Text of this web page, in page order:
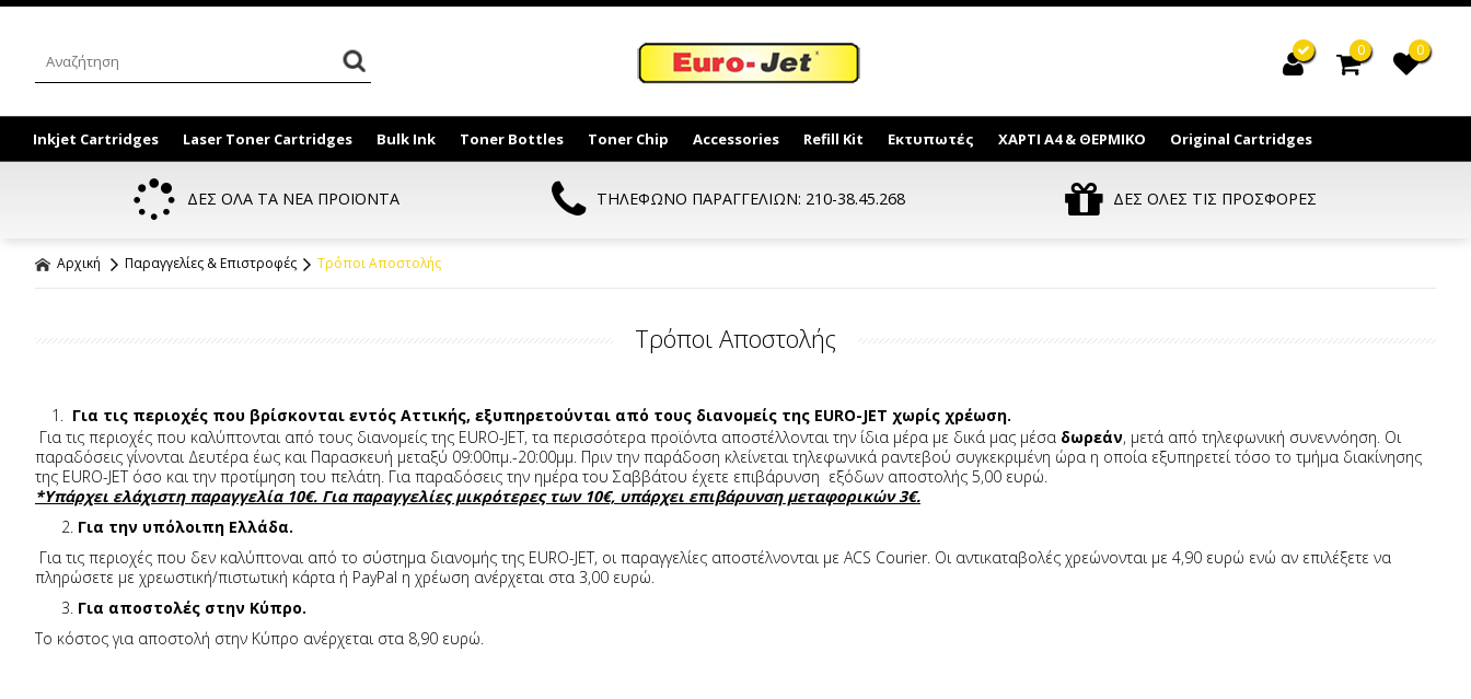
0 0
Inkjet Cartridges Laser Toner Cartridges Bulk Ink Toner Bottles Toner Chip Accessories Refill Kit Εκτυπωτές ΧΑΡΤΙ Α4 & ΘΕΡΜΙΚΟ Original Cartridges
ΔΕΣ ΟΛΑ ΤΑ ΝΕΑ ΠΡΟΪΟΝΤΑ ΤΗΛΕΦΩΝΟ ΠΑΡΑΓΓΕΛΙΩΝ: 210-38.45.268 ΔΕΣ ΟΛΕΣ ΤΙΣ ΠΡΟΣΦΟΡΕΣ
Αρχική Παραγγελίες & Επιστροφές Τρόποι Αποστολής
Τρόποι Αποστολής
Για τις περιοχές που βρίσκονται εντός Αττικής, εξυπηρετούνται από τους διανομείς της EURO-JET χωρίς χρέωση.
Για τις περιοχές που καλύπτονται από τους διανομείς της EURO-JET, τα περισσότερα προϊόντα αποστέλλονται την ίδια μέρα με δικά μας μέσα δωρεάν, μετά από τηλεφωνική συνεννόηση. Οι
παραδόσεις γίνονται Δευτέρα έως και Παρασκευή μεταξύ 09:00πμ.-20:00μμ. Πριν την παράδοση κλείνεται τηλεφωνικά ραντεβού συγκεκριμένη ώρα η οποία εξυπηρετεί τόσο το τμήμα διακίνησης
της EURO-JET όσο και την προτίμηση του πελάτη. Για παραδόσεις την ημέρα του Σαββάτου έχετε επιβάρυνση εξόδων αποστολής 5,00 ευρώ.
*Υπάρχει ελάχιστη παραγγελία 10€. Για παραγγελίες μικρότερες των 10€, υπάρχει επιβάρυνση μεταφορικών 3€.
2. Για την υπόλοιπη Ελλάδα.
Για τις περιοχές που δεν καλύπτοναι από το σύστημα διανομής της EURO-JET, οι παραγγελίες αποστέλνονται με ACS Courier. Οι αντικαταβολές χρεώνονται με 4,90 ευρώ ενώ αν επιλέξετε να
πληρώσετε με χρεωστική/πιστωτική κάρτα ή PayPal η χρέωση ανέρχεται στα 3,00 ευρώ.
3. Για αποστολές στην Κύπρο.
Το κόστος για αποστολή στην Κύπρο ανέρχεται στα 8,90 ευρώ.